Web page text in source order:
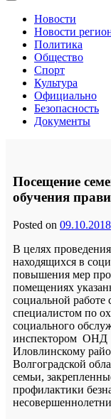
Новости
Новости
Политика
Общество
Спорт
Культура
Официально
Безопасность
Документы
Посещение
обучения
Posted on 09.10.2018
В целях
находящихся в
повышения мер
помещениях
социальной
специалистом по
социального
инспектором ОНД
Иловлинскому
Волгоградской
семьи,
профилактики